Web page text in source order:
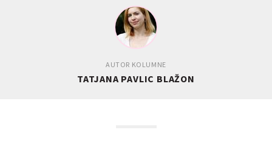
AUTOR KOLUMNE
TATJANA PAVLIC BLAŽON